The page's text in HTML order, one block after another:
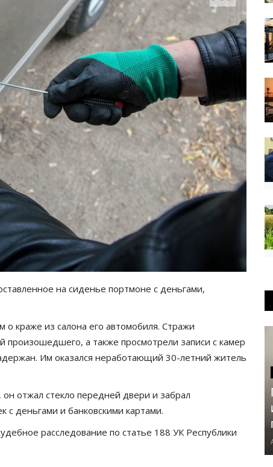
на сиденье портмоне с деньгами,
краже из салона его автомобиля. Стражи
произошедшего, а также просмотрели записи с камер
Им оказался неработающий 30-летний житель
отжал стекло передней двери и забрал
с деньгами и банковскими картами.
расследование по статье 188 УК Республики